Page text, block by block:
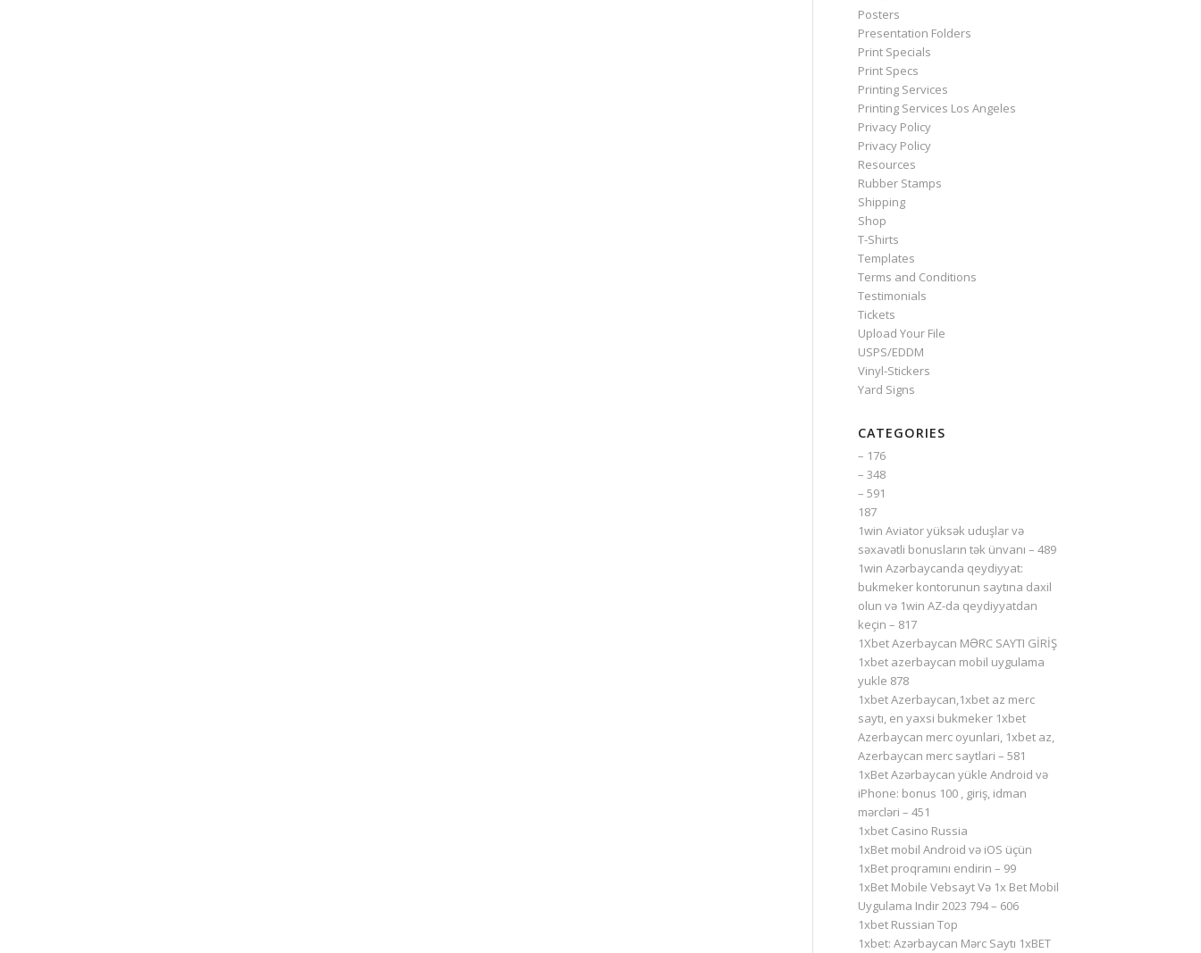
Posters
Presentation Folders
Print Specials
Print Specs
Printing Services
Printing Services Los Angeles
Privacy Policy
Privacy Policy
Resources
Rubber Stamps
Shipping
Shop
T-Shirts
Templates
Terms and Conditions
Testimonials
Tickets
Upload Your File
USPS/EDDM
Vinyl-Stickers
Yard Signs
CATEGORIES
– 176
– 348
– 591
187
1win Aviator yüksək uduşlar və
səxavətli bonusların tək ünvanı – 489
1win Azərbaycanda qeydiyyat:
bukmeker kontorunun saytına daxil
olun və 1win AZ-da qeydiyyatdan
keçin – 817
1Xbet Azerbaycan MƏRC SAYTI GİRİŞ
1xbet azerbaycan mobil uygulama
yukle 878
1xbet Azerbaycan,1xbet az merc
saytı, en yaxsi bukmeker 1xbet
Azerbaycan merc oyunlari, 1xbet az,
Azerbaycan merc saytlari – 581
1xBet Azərbaycan yükle Android və
iPhone: bonus 100 , giriş, idman
mərcləri – 451
1xbet Casino Russia
1xBet mobil Android və iOS üçün
1xBet proqramını endirin – 99
1xBet Mobile Vebsayt Və 1x Bet Mobil
Uygulama Indir 2023 794 – 606
1xbet Russian Top
1xbet: Azərbaycan Mərc Saytı 1xBET